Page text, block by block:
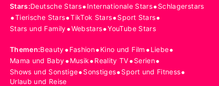
Stars:Deutsche Stars•Internationale Stars•Schlagerstars
•Tierische Stars•TikTok Stars•Sport Stars•
Stars und Family•Webstars•YouTube Stars
Themen:Beauty•Fashion•Kino und Film •Liebe•
Mama und Baby•Musik•Reality TV•Serien•
Shows und Sonstige•Sonstiges•Sport und Fitness•
Urlaub und Reise